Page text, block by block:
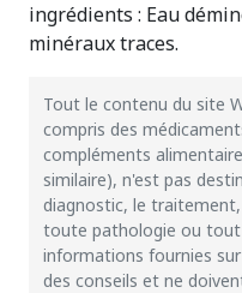
ingrédients : Eau
minéraux traces.
Tout le contenu du site
compris des
compléments
similaire), n'est pas
diagnostic, le
toute pathologie ou tout
informations fournies
des conseils et ne